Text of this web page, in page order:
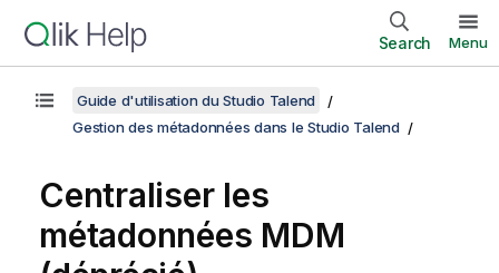
Search Menu
Guide d'utilisation du Studio Talend
Gestion des métadonnées dans le Studio Talend
Centraliser les
métadonnées MDM